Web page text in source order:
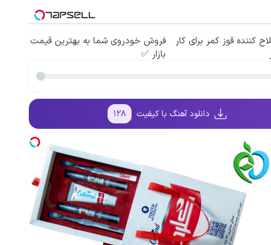
کننده قوز کمر برای کار
فروش خودروی شما به بهترین قیمت
بازار ✅
دانلود آهنگ با کیفیت ۱۲۸